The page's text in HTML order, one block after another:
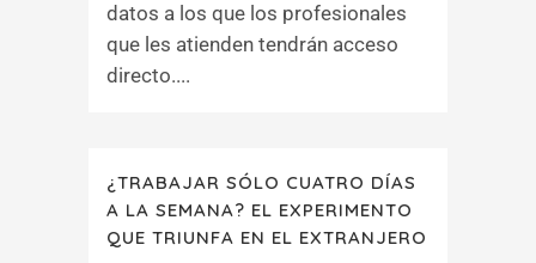
datos a los que los profesionales
que les atienden tendrán acceso
directo....
¿TRABAJAR SÓLO CUATRO DÍAS
A LA SEMANA? EL EXPERIMENTO
QUE TRIUNFA EN EL EXTRANJERO